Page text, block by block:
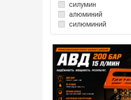
силумин
алюминий
силюминий